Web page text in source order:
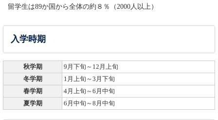
留学生は89か国から全体の約８％（2000人以上）
入学時期
秋学期
9月下旬～12月上旬
冬学期
1月上旬～3月下旬
春学期
4月上旬～6月中旬
夏学期
6月中旬～8月中旬